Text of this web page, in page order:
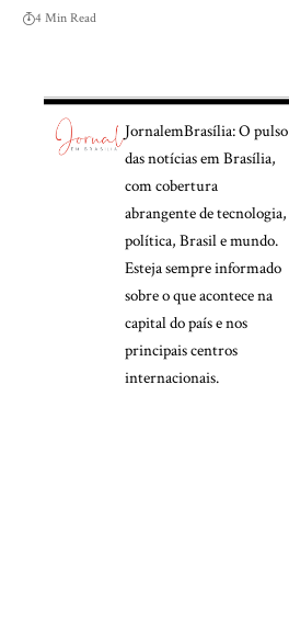
4 Min Read
JornalemBrasília: O pulso
das notícias em Brasília,
com cobertura
abrangente de tecnologia,
política, Brasil e mundo.
Esteja sempre informado
sobre o que acontece na
capital do país e nos
principais centros
internacionais.